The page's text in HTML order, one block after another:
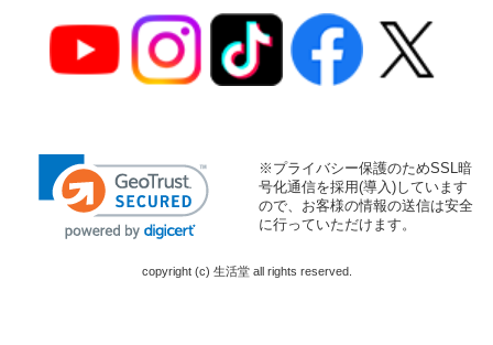
※プライバシー保護のためSSL暗
号化通信を採用(導入)しています
ので、お客様の情報の送信は安全
に行っていただけます。
copyright (c) 生活堂 all rights reserved.